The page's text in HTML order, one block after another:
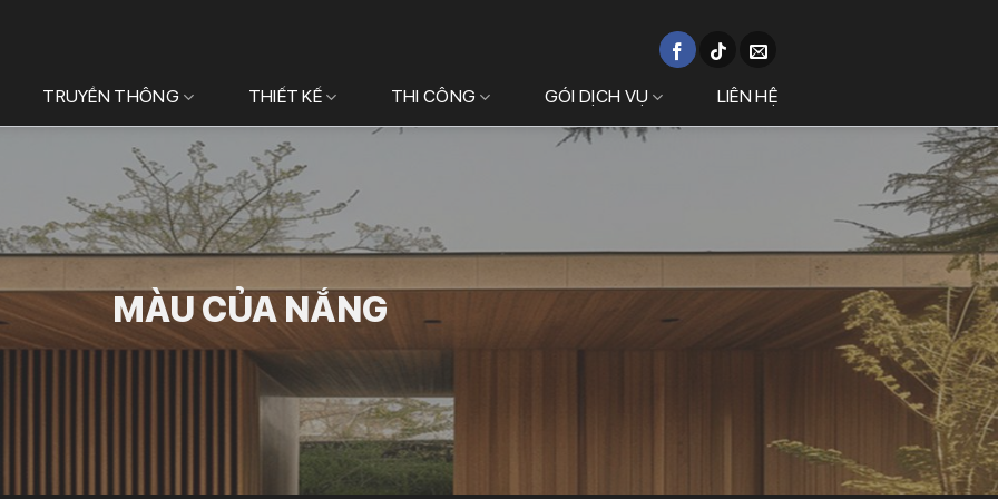
TRUYỀN THÔNG THIẾT KẾ THI CÔNG GÓI DỊCH VỤ LIÊN HỆ
MÀU CỦA NẮNG